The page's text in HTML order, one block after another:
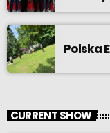
Polska
CURRENT SHOW